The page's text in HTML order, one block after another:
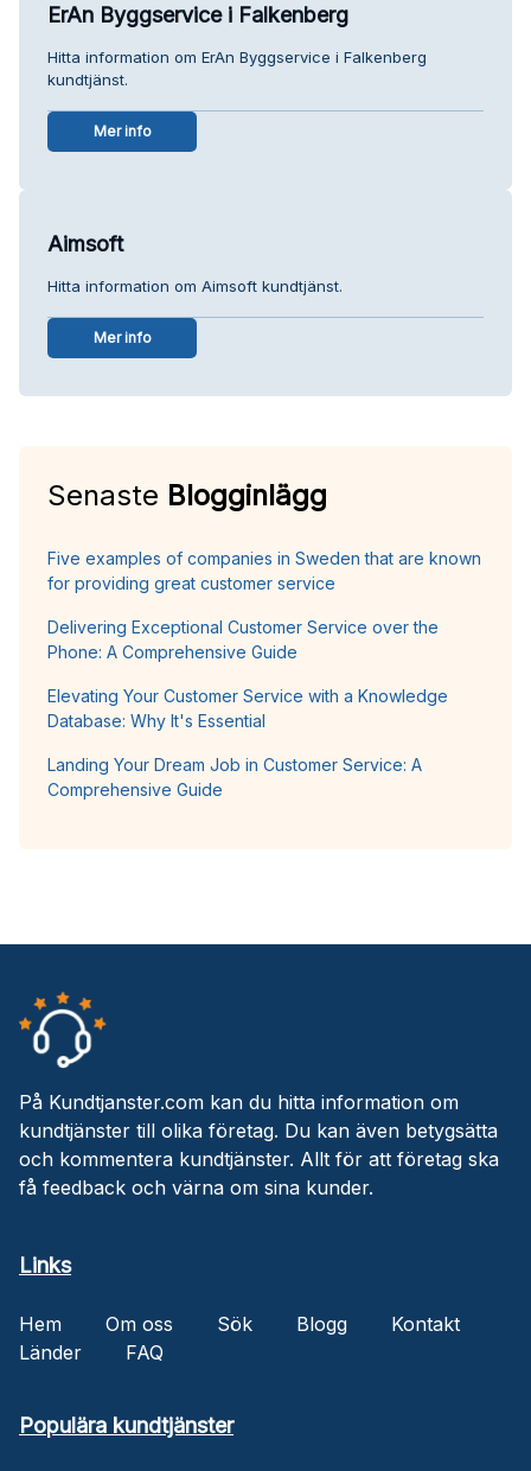
ErAn Byggservice i Falkenberg
Hitta information om ErAn Byggservice i Falkenberg
kundtjänst.
Mer info
Aimsoft
Hitta information om Aimsoft kundtjänst.
Mer info
Senaste Blogginlägg
Five examples of companies in Sweden that are known
for providing great customer service
Delivering Exceptional Customer Service over the
Phone: A Comprehensive Guide
Elevating Your Customer Service with a Knowledge
Database: Why It's Essential
Landing Your Dream Job in Customer Service: A
Comprehensive Guide
På Kundtjanster.com kan du hitta information om
kundtjänster till olika företag. Du kan även betygsätta
och kommentera kundtjänster. Allt för att företag ska
få feedback och värna om sina kunder.
Links
Hem Om oss Sök Blogg
Kontakt
Länder
FAQ
Populära kundtjänster